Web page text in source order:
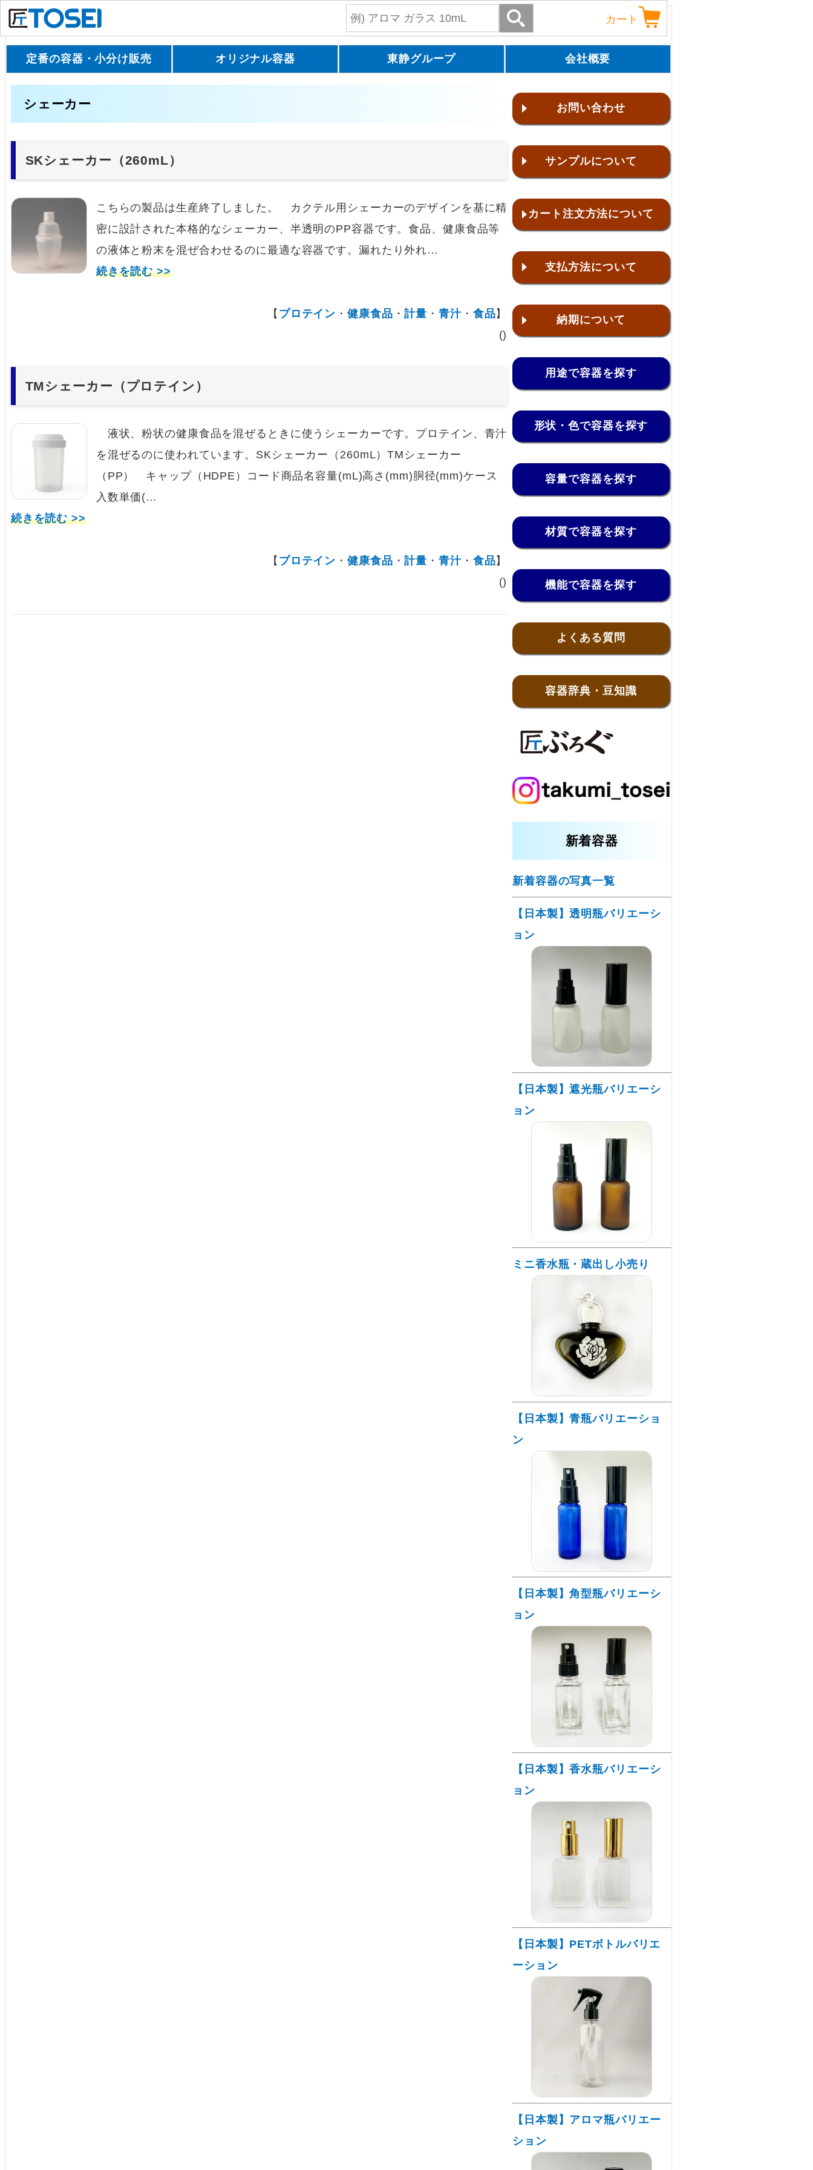
カート
シェーカー
SKシェーカー（260mL）
こちらの製品は生産終了しました。 カクテル用シェーカーのデザインを基に精
密に設計された本格的なシェーカー、半透明のPP容器です。食品、健康食品等
の液体と粉末を混ぜ合わせるのに最適な容器です。漏れたり外れ…
続きを読む >>
【 プロテイン ・ 健康食品 ・計量 ・ 青汁・ 食品】
()
TMシェーカー（プロテイン）
液状、粉状の健康食品を混ぜるときに使うシェーカーです。プロテイン、青汁
を混ぜるのに使われています。SKシェーカー（260mL）TMシェーカー
（PP） キャップ（HDPE）コード商品名容量(mL)高さ(mm)胴径(mm)ケース
入数単価(…
続きを読む >>
【 プロテイン ・ 健康食品 ・計量 ・ 青汁・ 食品】
()
定番の容器・小分け販売 オリジナル容器 東静グループ 会社概要
お問い合わせ
サンプルについて
カート注文方法について
支払方法について
納期について
用途で容器を探す
形状・色で容器を探す
容量で容器を探す
材質で容器を探す
機能で容器を探す
よくある質問
容器辞典・豆知識
新着容器
新着容器の写真一覧
【日本製】透明瓶バリエーシ
ョン
【日本製】遮光瓶バリエーシ
ョン
ミニ香水瓶・蔵出し小売り
【日本製】青瓶バリエーショ
ン
【日本製】角型瓶バリエーシ
ョン
【日本製】香水瓶バリエーシ
ョン
【日本製】PETボトルバリエ
ーション
【日本製】アロマ瓶バリエー
ション